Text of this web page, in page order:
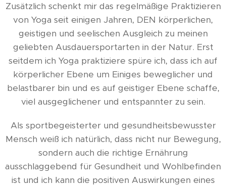
Zusätzlich schenkt mir das regelmäßige Praktizieren
von Yoga seit einigen Jahren, DEN körperlichen,
geistigen und seelischen Ausgleich zu meinen
geliebten Ausdauersportarten in der Natur. Erst
seitdem ich Yoga praktiziere spüre ich, dass ich auf
körperlicher Ebene um Einiges beweglicher und
belastbarer bin und es auf geistiger Ebene schaffe,
viel ausgeglichener und entspannter zu sein.
Als sportbegeisterter und gesundheitsbewusster
Mensch weiß ich natürlich, dass nicht nur Bewegung,
sondern auch die richtige Ernährung
ausschlaggebend für Gesundheit und Wohlbefinden
ist und ich kann die positiven Auswirkungen eines